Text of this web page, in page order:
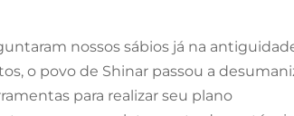
nossos sábios já na
o povo de Shinar passou a
para realizar seu plano